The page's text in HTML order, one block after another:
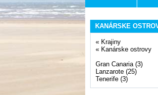
KANÁRSKE
« Krajiny
« Kanárske ostrovy
Gran Canaria (3)
Lanzarote (25)
Tenerife (3)